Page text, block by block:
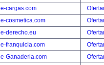
e-cargas.com
e-cosmetica.com
e-derecho.eu
e-franquicia.com
e-Ganaderia.com